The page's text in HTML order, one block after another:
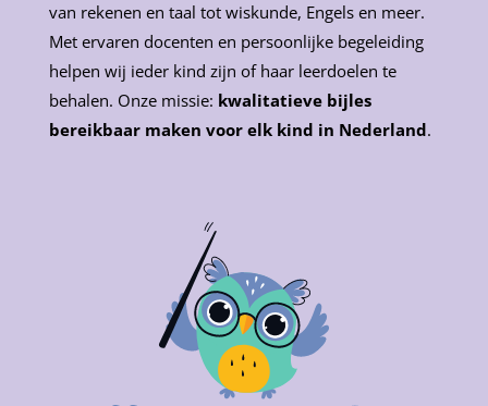
van rekenen en taal tot wiskunde, Engels en meer.
Met ervaren docenten en persoonlijke begeleiding
helpen wij ieder kind zijn of haar leerdoelen te
behalen. Onze missie: kwalitatieve bijles
bereikbaar maken voor elk kind in Nederland.